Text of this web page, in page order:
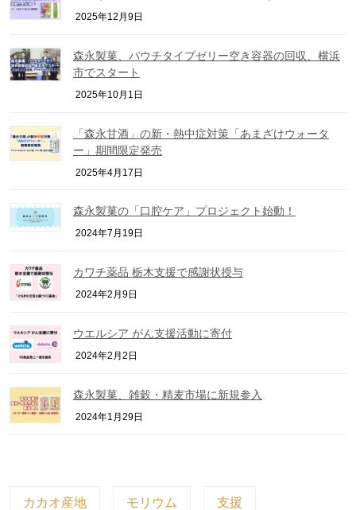
2025年12月9日
森永製菓、パウチタイプゼリー空き容器の回収、横浜
市でスタート
2025年10月1日
「森永甘酒」の新・熱中症対策「あまざけウォータ
ー」期間限定発売
2025年4月17日
森永製菓の「口腔ケア」プロジェクト始動！
2024年7月19日
カワチ薬品 栃木支援で感謝状授与
2024年2月9日
ウエルシア がん支援活動に寄付
2024年2月2日
森永製菓、雑穀・精麦市場に新規参入
2024年1月29日
カカオ産地 モリウム 支援